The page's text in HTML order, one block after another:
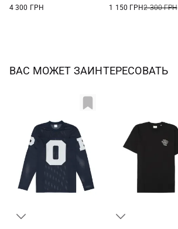
4 300 ГРН
1 150 ГРН2 300 ГРН
ВАС МОЖЕТ ЗАИНТЕРЕСОВАТЬ